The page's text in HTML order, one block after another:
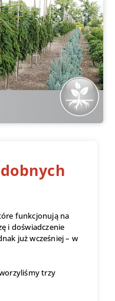
funkcjonują na
i doświadczenie
już wcześniej – w
trzy